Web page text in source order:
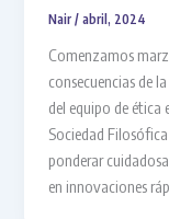
Nair/abril, 2024
Comenzamos
consecuencias de
del equipo de ética
Sociedad
ponderar
en innovaciones